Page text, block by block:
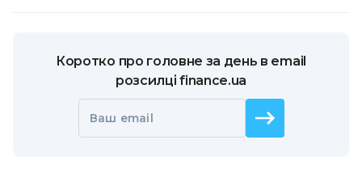
Коротко про головне за день в email
розсилці finance.ua
Ваш email